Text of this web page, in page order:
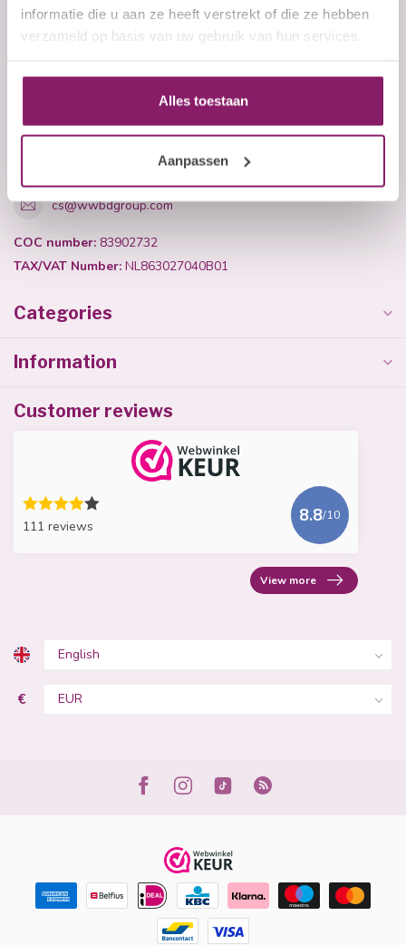
informatie die u aan ze heeft verstrekt of die ze hebben
verzameld op basis van uw gebruik van hun services.
Alles toestaan
Aanpassen
John F. Kennedylaan 21L
5555 XC Valkenswaard
+31 (0)40 254 75 11
+31 (0)40 254 75 11
cs@wwbdgroup.com
COC number: 83902732
TAX/VAT Number: NL863027040B01
Categories
Information
Customer reviews
111 reviews
8.8/10
View more
€